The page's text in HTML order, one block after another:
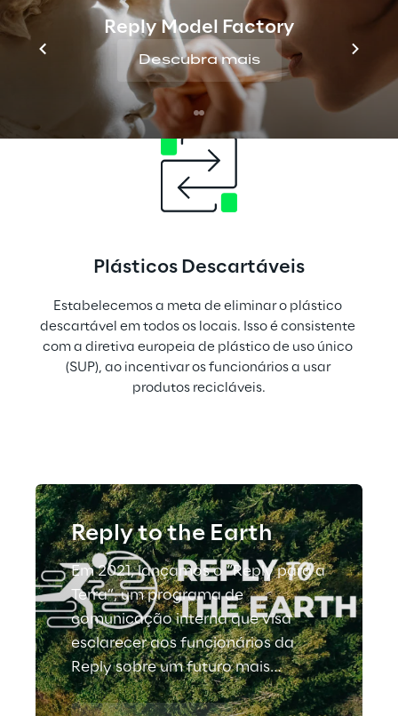
Reply Model Factory
Descubra mais
Estamos comprometidos em doar equipamentos
eletrônicos, tanto internamente aos funcionários
que os solicitaram quanto externamente para
várias instituições de caridade.
Plásticos Descartáveis
Estabelecemos a meta de eliminar o plástico
descartável em todos os locais. Isso é consistente
com a diretiva europeia de plástico de uso único
(SUP), ao incentivar os funcionários a usar
produtos recicláveis.
Reply to the Earth
Em 2021, lançamos o “Reply para a
Terra”, um programa de
comunicação interna que visa
esclarecer aos funcionários da
Reply sobre um futuro mais
ecológico e sustentável.